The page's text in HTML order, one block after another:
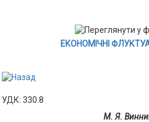
ЕКОНОМІЧНІ
УДК: 330.8
М. Я.